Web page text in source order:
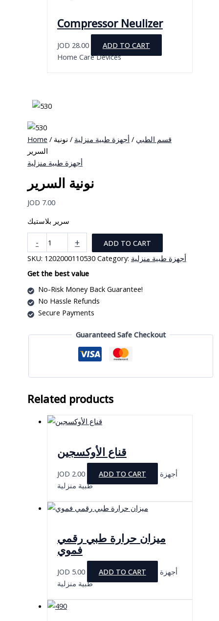
Compressor Neulizer
JOD 28.00
ADD TO CART
Home Care Devices
Home / قسم الطبي /أجهزة طبية منزلية / نونية
السرير
أجهزة طبية منزلية
نونية السرير
JOD 7.00
سرير بلاستيك
-
السرير
quantity
+
ADD TO CART
SKU: 1202000110530 Category: أجهزة طبية منزلية
Get the best value
No-Risk Money Back Guarantee!
No Hassle Refunds
Secure Payments
Guaranteed Safe Checkout
Related products
قناع الأوكسجين
JOD 2.00 ADD TO CART
أجهزة
طبية منزلية
ميزان حرارة طبي رقمي
فموي
JOD 5.00 ADD TO CART
أجهزة
طبية منزلية